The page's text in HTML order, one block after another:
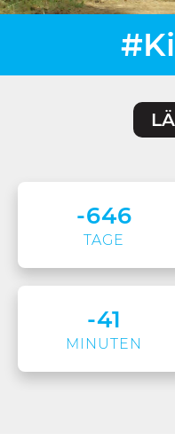
-646
TAGE
-41
MINUTEN